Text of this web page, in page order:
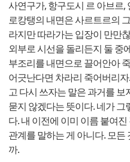
사연구가, 항구도시 르 아브르,
로캉탱의 내면은 사르트르의
라지만 따라가는 입장이 만만
외부로 시선을 돌리든지 둘 중
부조리를 내면으로 끌어안아
어긋난다면 차라리 죽어버리
고 다시 쓰자는 말은 과거를
묻지 않겠다는 뜻이다. 네가
다. 내 이전에 이미 이름 붙여
관계를 말하는 게 아니다. 모
까.